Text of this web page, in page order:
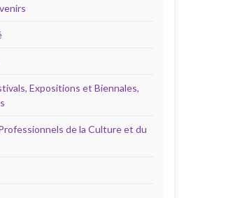
Expositions et Biennales,
de la Culture et du